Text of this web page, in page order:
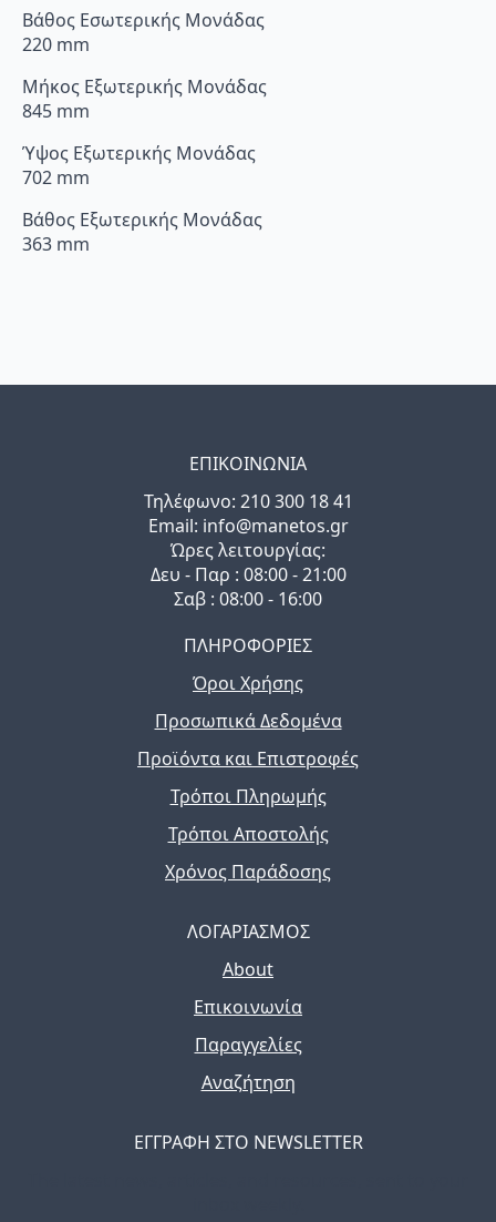
Βάθος Εσωτερικής Μονάδας
220 mm
Μήκος Εξωτερικής Μονάδας
845 mm
Ύψος Εξωτερικής Μονάδας
702 mm
Βάθος Εξωτερικής Μονάδας
363 mm
ΕΠΙΚΟΙΝΩΝΙΑ
Τηλέφωνo: 210 300 18 41
Email: info@manetos.gr
Ώρες λειτουργίας:
Δευ - Παρ : 08:00 - 21:00
Σαβ : 08:00 - 16:00
ΠΛΗΡΟΦΟΡΙΕΣ
Όροι Χρήσης
Προσωπικά Δεδομένα
Προϊόντα και Επιστροφές
Τρόποι Πληρωμής
Τρόποι Αποστολής
Χρόνος Παράδοσης
ΛΟΓΑΡΙΑΣΜΟΣ
About
Επικοινωνία
Παραγγελίες
Αναζήτηση
ΕΓΓΡΑΦΗ ΣΤΟ NEWSLETTER